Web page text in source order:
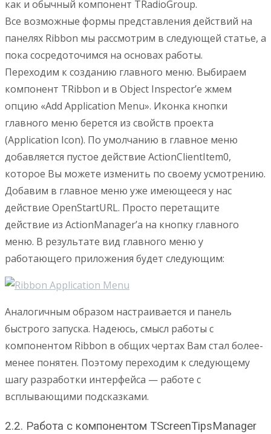
как и обычный компонент TRadioGroup.
Все возможные формы представления действий на
панелях Ribbon мы рассмотрим в следующей статье, а
пока сосредоточимся на основах работы.
Переходим к созданию главного меню. Выбираем
компонент TRibbon и в Object Inspector’е жмем
опцию «Add Application Menu». Иконка кнопки
главного меню берется из свойств проекта
(Application Icon). По умолчанию в главное меню
добавляется пустое действие ActionClientItem0,
которое Вы можете изменить по своему усмотрению.
Добавим в главное меню уже имеющееся у нас
действие OpenStartURL. Просто перетащите
действие из ActionManager’а на кнопку главного
меню. В результате вид главного меню у
работающего приложения будет следующим:
Аналогичным образом настраивается и панель
быстрого запуска. Надеюсь, смысл работы с
компонентом Ribbon в общих чертах Вам стал более-
менее понятен. Поэтому переходим к следующему
шагу разработки интерфейса — работе с
всплывающими подсказками.
2.2. Работа с компонентом TScreenTipsManager